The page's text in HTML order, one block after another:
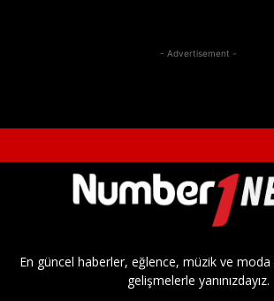
- Advertisement -
En güncel haberler, eğlence, müzik ve moda
gelişmelerle yanınızdayız.